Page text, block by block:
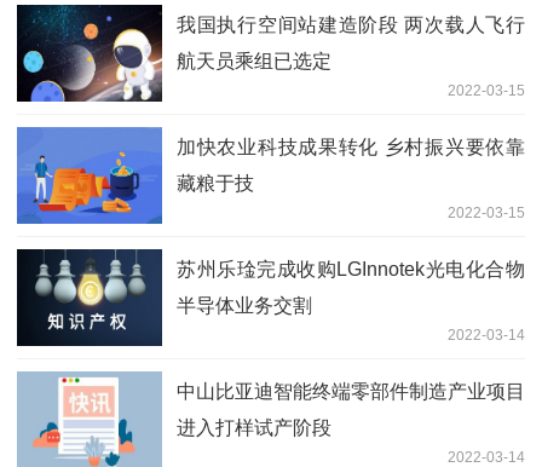
我国执行空间站建造阶段 两次载人飞行
航天员乘组已选定
2022-03-15
加快农业科技成果转化 乡村振兴要依靠
藏粮于技
2022-03-15
苏州乐琻完成收购LGInnotek光电化合物
半导体业务交割
2022-03-14
中山比亚迪智能终端零部件制造产业项目
进入打样试产阶段
2022-03-14